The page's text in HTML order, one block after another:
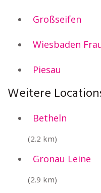
Großseifen
Wiesbaden
Piesau
Weitere
Betheln
(2.2 km)
Gronau Leine
(2.9 km)